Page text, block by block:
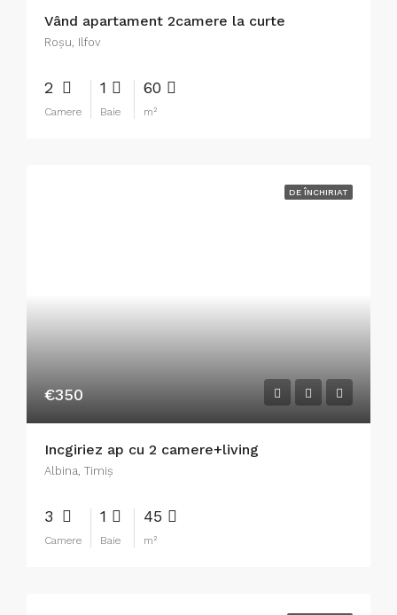
Vând apartament 2camere la curte
Roşu, Ilfov
2
Camere
1
Baie
60
m²
DE ÎNCHIRIAT
€350
Incgiriez ap cu 2 camere+living
Albina, Timiș
3
Camere
1
Baie
45
m²